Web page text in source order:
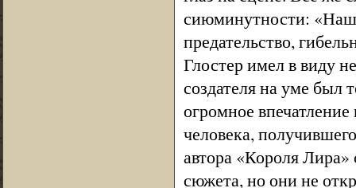
сиюминутности:
предательство,
Глостер имел в виду
создателя на уме был
огромное
человека,
автора «Короля
сюжета, но они не